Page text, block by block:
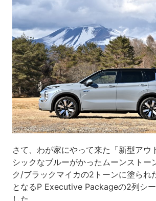
さて、わが家にやって来た「新型アウ
シックなブルーがかったムーンストー
ク/ブラックマイカの2トーンに塗られ
となるP Executive Packageの2列シ